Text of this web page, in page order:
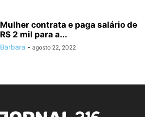
Mulher contrata e paga salário de
R$ 2 mil para a...
Barbara - agosto 22, 2022